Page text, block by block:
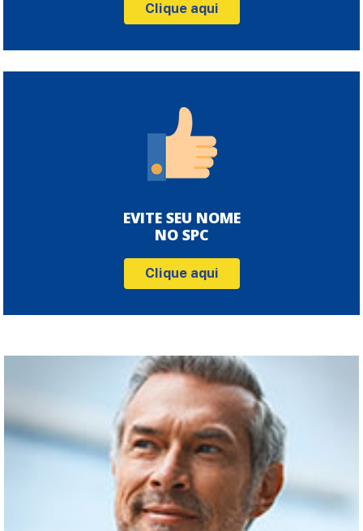
Clique aqui
EVITE SEU NOME
NO SPC
Clique aqui